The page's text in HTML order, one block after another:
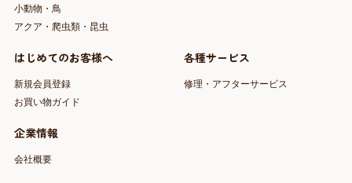
小動物・鳥
アクア・爬虫類・昆虫
はじめてのお客様へ
新規会員登録
お買い物ガイド
各種サービス
修理・アフターサービス
企業情報
会社概要